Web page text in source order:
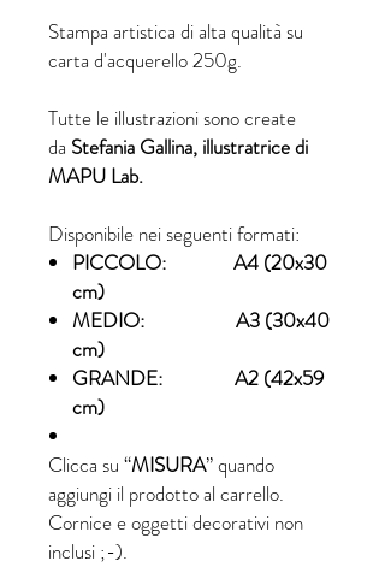
Stampa artistica di alta qualità su
carta d'acquerello 250g.
Tutte le illustrazioni sono create
da Stefania Gallina, illustratrice di
MAPU Lab.
Disponibile nei seguenti formati:
PICCOLO: A4 (20x30
cm)
MEDIO: A3 (30x40
cm)
GRANDE: A2 (42x59
cm)
Clicca su “MISURA” quando
aggiungi il prodotto al carrello.
Cornice e oggetti decorativi non
inclusi ;-).